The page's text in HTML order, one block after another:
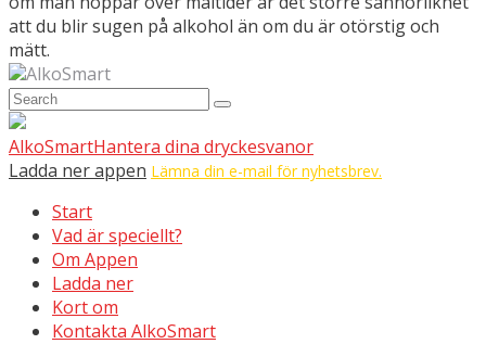
att du blir sugen på alkohol än om du är otörstig och
mätt.
AlkoSmart
AlkoSmartHantera dina dryckesvanor
Ladda ner appen Lämna din e-mail för nyhetsbrev.
Start
Vad är speciellt?
Om Appen
Ladda ner
Kort om
Kontakta AlkoSmart